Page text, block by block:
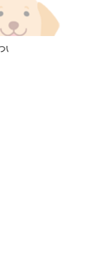
底解説しています！